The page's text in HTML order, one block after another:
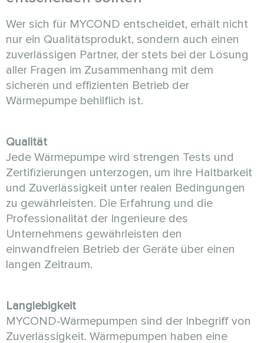
Wer sich für MYCOND entscheidet, erhält nicht
nur ein Qualitätsprodukt, sondern auch einen
zuverlässigen Partner, der stets bei der Lösung
aller Fragen im Zusammenhang mit dem
sicheren und effizienten Betrieb der
Wärmepumpe behilflich ist.
Qualität
Jede Wärmepumpe wird strengen Tests und
Zertifizierungen unterzogen, um ihre Haltbarkeit
und Zuverlässigkeit unter realen Bedingungen
zu gewährleisten. Die Erfahrung und die
Professionalität der Ingenieure des
Unternehmens gewährleisten den
einwandfreien Betrieb der Geräte über einen
langen Zeitraum.
Langlebigkeit
MYCOND-Wärmepumpen sind der Inbegriff von
Zuverlässigkeit. Wärmepumpen haben eine